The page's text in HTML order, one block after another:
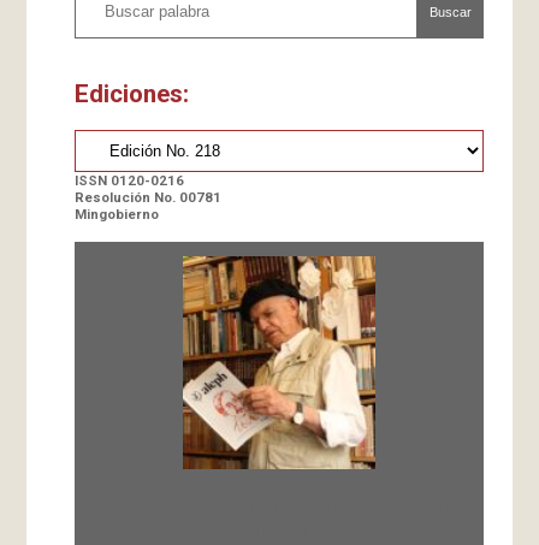
Buscar
Ediciones:
ISSN 0120-0216
Resolución No. 00781
Mingobierno